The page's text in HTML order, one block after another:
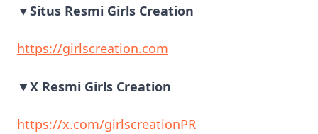
▼Situs Resmi Girls Creation
https://girlscreation.com
▼X Resmi Girls Creation
https://x.com/girlscreationPR